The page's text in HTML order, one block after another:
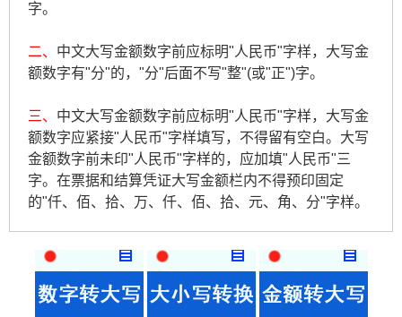
字。
二、 中文大写金额数字前应标明"人民币"字样，大写金
额数字有"分"的，"分"后面不写"整"(或"正")字。
三、 中文大写金额数字前应标明"人民币"字样，大写金
额数字应紧接"人民币"字样填写，不得留有空白。大写
金额数字前未印"人民币"字样的，应加填"人民币"三
字。在票据和结算凭证大写金额栏内不得预印固定
的"仟、佰、拾、万、仟、佰、拾、元、角、分"字样。